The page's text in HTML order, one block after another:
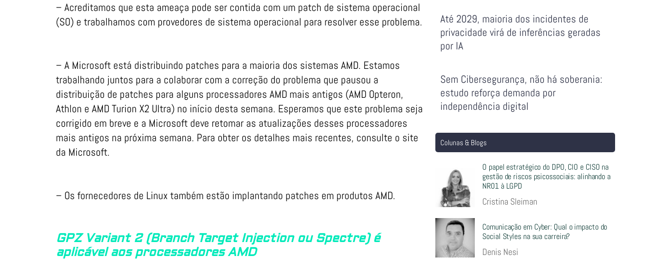
– Acreditamos que esta ameaça pode ser contida com um patch de sistema operacional
(SO) e trabalhamos com provedores de sistema operacional para resolver esse problema.
– A Microsoft está distribuindo patches para a maioria dos sistemas AMD. Estamos
trabalhando juntos para a colaborar com a correção do problema que pausou a
distribuição de patches para alguns processadores AMD mais antigos (AMD Opteron,
Athlon e AMD Turion X2 Ultra) no início desta semana. Esperamos que este problema seja
corrigido em breve e a Microsoft deve retomar as atualizações desses processadores
mais antigos na próxima semana. Para obter os detalhes mais recentes, consulte o site
da Microsoft.
– Os fornecedores de Linux também estão implantando patches em produtos AMD.
GPZ Variant 2 (Branch Target Injection ou Spectre) é
aplicável aos processadores AMD
Até 2029, maioria dos incidentes de
privacidade virá de inferências geradas
por IA
Sem Cibersegurança, não há soberania:
estudo reforça demanda por
independência digital
Colunas & Blogs
O papel estratégico do DPO, CIO e CISO na
gestão de riscos psicossociais: alinhando a
NR01 à LGPD
Cristina Sleiman
Comunicação em Cyber: Qual o impacto do
Social Styles na sua carreira?
Denis Nesi